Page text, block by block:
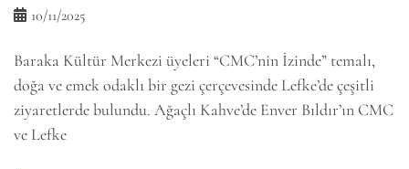
10/11/2025
Baraka Kültür Merkezi üyeleri “CMC’nin İzinde” temalı,
doğa ve emek odaklı bir gezi çerçevesinde Lefke’de çeşitli
ziyaretlerde bulundu. Ağaçlı Kahve’de Enver Bıldır’ın CMC
ve Lefke